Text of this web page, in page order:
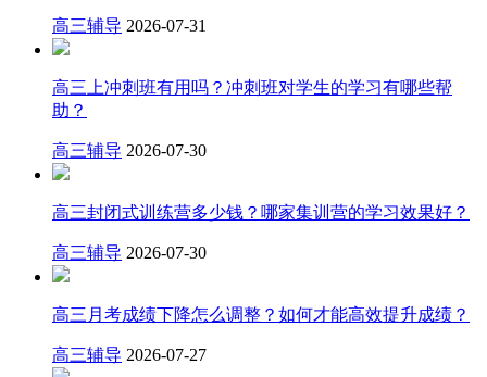
高三辅导 2026-07-31
高三上冲刺班有用吗？冲刺班对学生的学习有哪些帮
助？
高三辅导 2026-07-30
高三封闭式训练营多少钱？哪家集训营的学习效果好？
高三辅导 2026-07-30
高三月考成绩下降怎么调整？如何才能高效提升成绩？
高三辅导 2026-07-27